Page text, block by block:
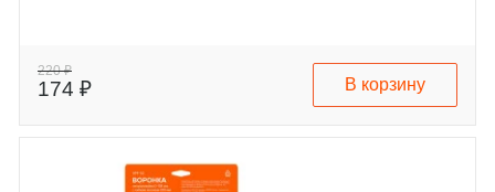
220 ₽
174 ₽ В корзину